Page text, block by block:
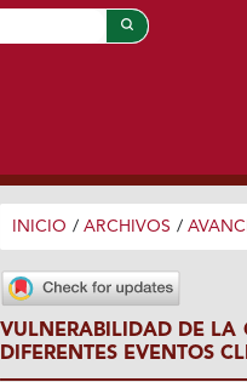
INICIO / ARCHIVOS /
VULNERABILIDAD DE LA
DIFERENTES EVENTOS